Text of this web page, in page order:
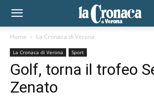
Home La Cronaca di Verona
La Cronaca di Verona Sport
Golf, torna il trofeo
Zenato